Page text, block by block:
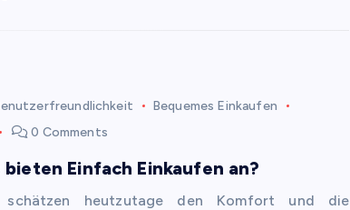
Bequemes Einkaufen
0 Comments
bieten Einfach Einkaufen an?
schätzen heutzutage den Komfort und die